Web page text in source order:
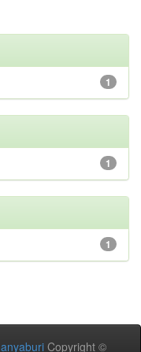
1
1
1
Copyright ©